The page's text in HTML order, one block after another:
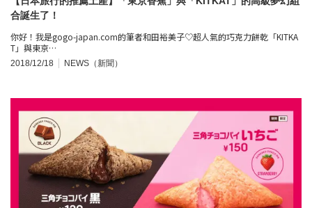
合誕生了！
你好！我是gogo-japan.com的筆者和田裕美子♡超人氣的巧克力餅乾「KITKA
T」與東京…
2018/12/18 NEWS（新聞）